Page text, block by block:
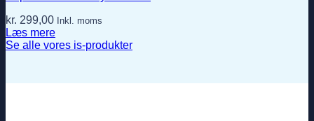
kr. 299,00 Inkl. moms
Læs mere
Se alle vores is-produkter